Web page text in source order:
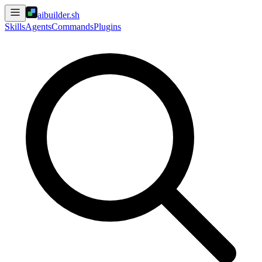
aibuilder.sh
SkillsAgentsCommandsPlugins